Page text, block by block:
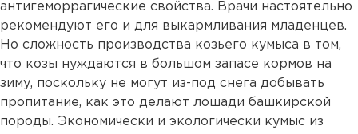
антигеморрагические свойства. Врачи настоятельно
рекомендуют его и для выкармливания младенцев.
Но сложность производства козьего кумыса в том,
что козы нуждаются в большом запасе кормов на
зиму, поскольку не могут из-под снега добывать
пропитание, как это делают лошади башкирской
породы. Экономически и экологически кумыс из